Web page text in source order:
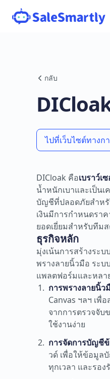
กลับ
ไปที่เว็บไซต์ทางก
DICloak คือเบราว์
น้ำหนักเบาและเป็น
บัญชีที่ปลอดภัยสำหรั
เงินมีการกำหนดรา
ยอดเยี่ยมสำหรับทีม
ธุรกิจหลัก
มุ่งเน้นการสร้างระ
พรางลายนิ้วมือ ระ
แพลตฟอร์มและหล
การพรางลายนิ้
Canvas ฯลฯ เ
จากการตรวจจั
ใช้งานง่าย
การจัดการบัญชี
วด์ เพื่อให้ข้อมูล
ทุกเวลา และรอ